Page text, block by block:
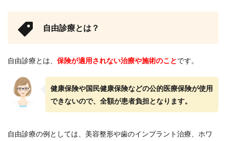
てい
る場
3
診療
のメ
リッ
ト・
ト
自由診療とは？
自由診療とは、 保険が適用されない治療や施術のことです。
健康保険や国民健康保険などの公的医療保険が使用
できないので、全額が患者負担となります。
自由診療の例としては、美容整形や歯のインプラント治療、ホワ